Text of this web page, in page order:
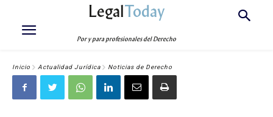
LegalToday
Por y para profesionales del Derecho
Inicio Actualidad Jurídica Noticias de Derecho